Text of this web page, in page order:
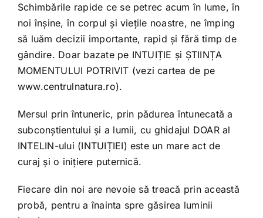
Schimbările rapide ce se petrec acum în lume, în
noi înșine, în corpul și viețile noastre, ne împing
să luăm decizii importante, rapid și fără timp de
gândire. Doar bazate pe INTUIȚIE și ȘTIINȚA
MOMENTULUI POTRIVIT (vezi cartea de pe
www.centrulnatura.ro).
Mersul prin întuneric, prin pădurea întunecată a
subconștientului și a lumii, cu ghidajul DOAR al
INTELIN-ului (INTUIȚIEI) este un mare act de
curaj și o inițiere puternică.
Fiecare din noi are nevoie să treacă prin această
probă, pentru a înainta spre găsirea luminii